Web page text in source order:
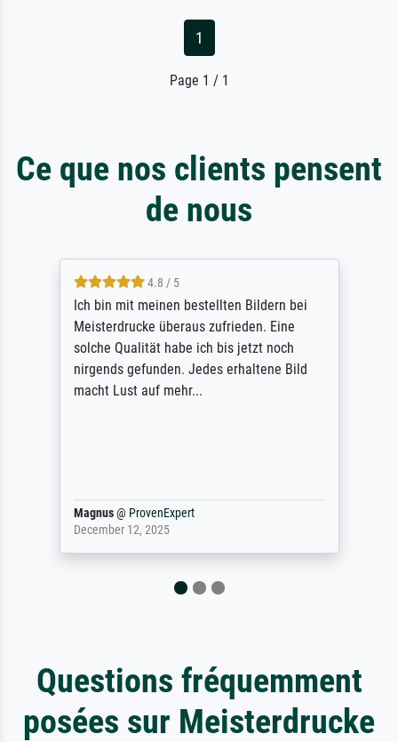
1
Page 1 / 1
Ce que nos clients pensent
de nous
4.8 / 5
Ich bin mit meinen bestellten Bildern bei
Meisterdrucke überaus zufrieden. Eine
solche Qualität habe ich bis jetzt noch
nirgends gefunden. Jedes erhaltene Bild
macht Lust auf mehr...
Magnus@ProvenExpert
December 12, 2025
Questions fréquemment
posées sur Meisterdrucke